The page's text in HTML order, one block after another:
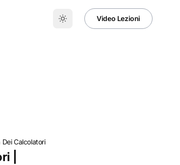
Video Lezioni
Calcolatori
|